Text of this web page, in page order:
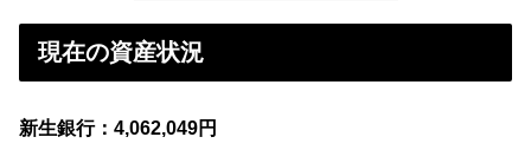
現在の資産状況
新生銀行：4,062,049円